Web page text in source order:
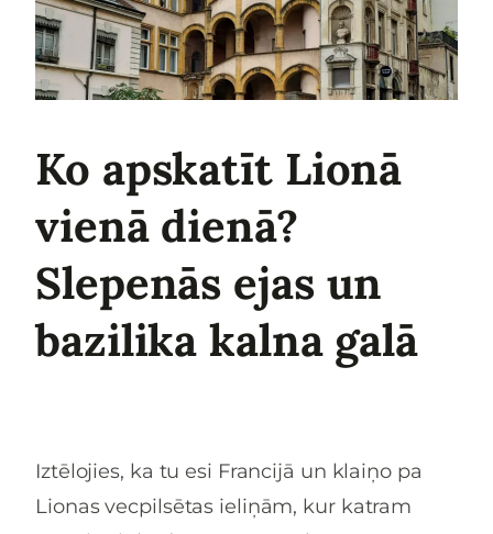
Ko apskatīt Lionā
vienā dienā?
Slepenās ejas un
bazilika kalna galā
Iztēlojies, ka tu esi Francijā un klaiņo pa
Lionas vecpilsētas ieliņām, kur katram